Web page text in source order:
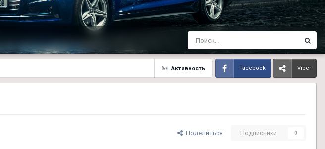
Активность Facebook Viber
Поделиться Подписчики 0